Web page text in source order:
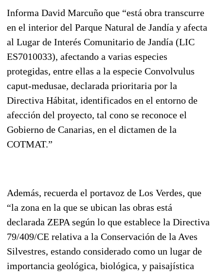
Informa David Marcuño que “está obra transcurre
en el interior del Parque Natural de Jandía y afecta
al Lugar de Interés Comunitario de Jandía (LIC
ES7010033), afectando a varias especies
protegidas, entre ellas a la especie Convolvulus
caput-medusae, declarada prioritaria por la
Directiva Hábitat, identificados en el entorno de
afección del proyecto, tal cono se reconoce el
Gobierno de Canarias, en el dictamen de la
COTMAT.”
Además, recuerda el portavoz de Los Verdes, que
“la zona en la que se ubican las obras está
declarada ZEPA según lo que establece la Directiva
79/409/CE relativa a la Conservación de la Aves
Silvestres, estando considerado como un lugar de
importancia geológica, biológica, y paisajística